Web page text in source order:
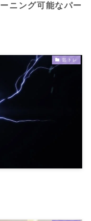
ニング可能なパー
筋トレ